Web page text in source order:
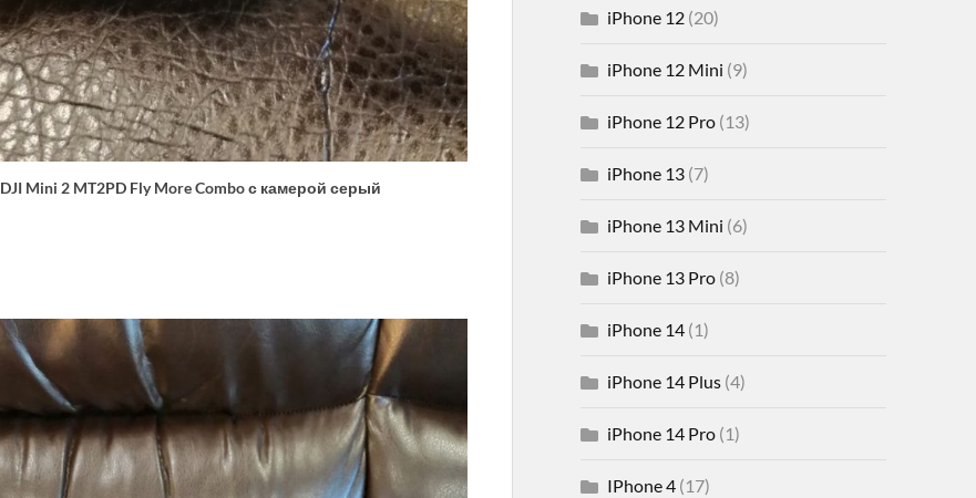
Mini 2 MT2PD Fly More Combo с камерой серый
iPhone 12(20)
iPhone 12 Mini (9)
iPhone 12 Pro(13)
iPhone 13(7)
iPhone 13 Mini (6)
iPhone 13 Pro(8)
iPhone 14(1)
iPhone 14 Plus(4)
iPhone 14 Pro(1)
IPhone 4(17)